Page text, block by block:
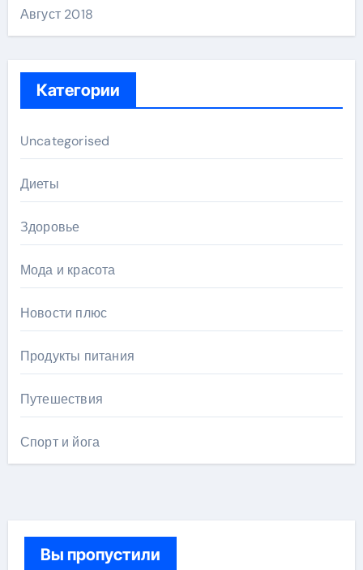
Август 2018
Категории
Uncategorised
Диеты
Здоровье
Мода и красота
Новости плюс
Продукты питания
Путешествия
Спорт и йога
Вы пропустили